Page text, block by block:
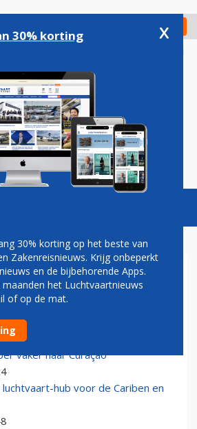
Check in
Podcasts Vacatures
Schiphol bij slecht zicht
vaker naar Curaçao
hub voor de Cariben en
30% korting x
30% korting op het beste van
Zakenreisnieuws. Krijg onbeperkt
en de bijbehorende Apps.
het Luchtvaartnieuws
of op de mat.